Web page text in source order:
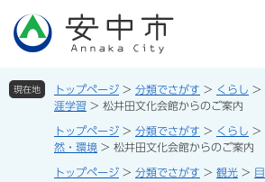
先
を現在地 トップページ > 分類でさがす > くらし >
涯学習 > 松井田文化会館からのご案内
トップページ > 分類でさがす > くらし >
然・環境 > 松井田文化会館からのご案内
トップページ > 分類でさがす > 観光 >